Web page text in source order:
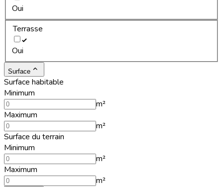
Oui
Terrasse
Oui
Surface
Surface habitable
Minimum
m²
Maximum
m²
Surface du terrain
Minimum
m²
Maximum
m²